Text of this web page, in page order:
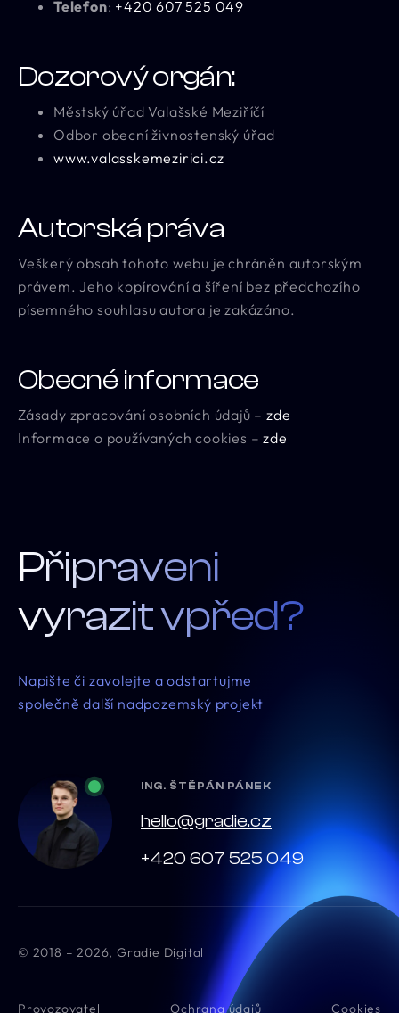
Telefon: +420 607 525 049
Dozorový orgán:
Městský úřad Valašské Meziříčí
Odbor obecní živnostenský úřad
www.valasskemezirici.cz
Autorská práva
Veškerý obsah tohoto webu je chráněn autorským
právem. Jeho kopírování a šíření bez předchozího
písemného souhlasu autora je zakázáno.
Obecné informace
Zásady zpracování osobních údajů –zde
Informace o používaných cookies –zde
Připraveni
vyrazit vpřed?
Napište či zavolejte a odstartujme
společně další nadpozemský projekt
ING. ŠTĚPÁN PÁNEK
hello@gradie.cz
+420 607 525 049
© 2018 – 2026, Gradie Digital
Provozovatel Ochrana údajů Cookies